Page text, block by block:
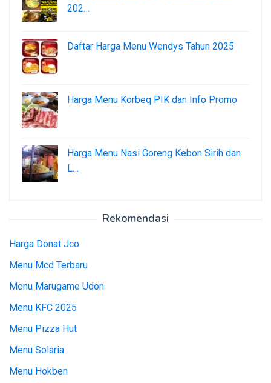
202…
Daftar Harga Menu Wendys Tahun 2025
Harga Menu Korbeq PIK dan Info Promo
Harga Menu Nasi Goreng Kebon Sirih dan
L…
Rekomendasi
Harga Donat Jco
Menu Mcd Terbaru
Menu Marugame Udon
Menu KFC 2025
Menu Pizza Hut
Menu Solaria
Menu Hokben